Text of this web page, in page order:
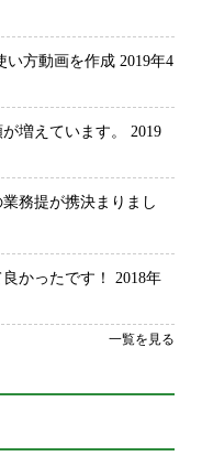
い方動画を作成 2019年4
増えています。 2019
務提が携決まりまし
かったです！ 2018年
一覧を見る